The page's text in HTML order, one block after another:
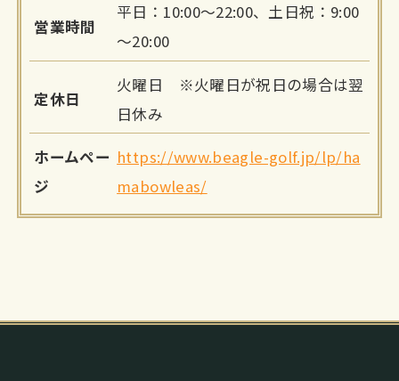
営業時間
平日：10:00～22:00、土日祝：9:00
～20:00
定休日
火曜日 ※火曜日が祝日の場合は翌
日休み
ホームペー
ジ
https://www.beagle-golf.jp/lp/ha
mabowleas/